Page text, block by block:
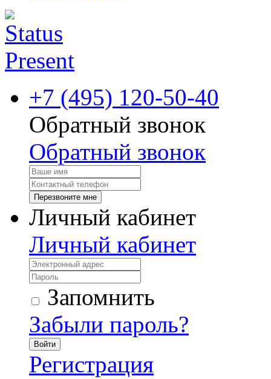
+7 (495) 120-50-40
Обратный звонок
Обратный звонок
Перезвоните мне
Личный кабинет
Личный кабинет
Запомнить
Забыли пароль?
Войти
Регистрация